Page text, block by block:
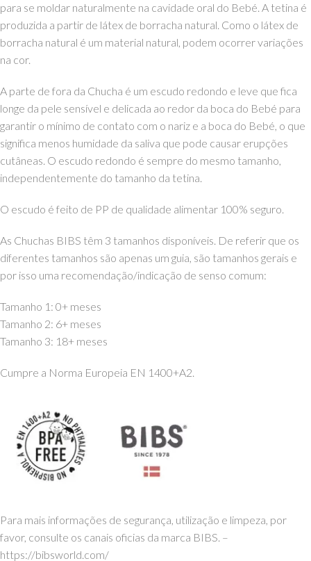
para se moldar naturalmente na cavidade oral do Bebé. A tetina é
produzida a partir de látex de borracha natural. Como o látex de
borracha natural é um material natural, podem ocorrer variações
na cor.
A parte de fora da Chucha é um escudo redondo e leve que fica
longe da pele sensível e delicada ao redor da boca do Bebé para
garantir o mínimo de contato com o nariz e a boca do Bebé, o que
significa menos humidade da saliva que pode causar erupções
cutâneas. O escudo redondo é sempre do mesmo tamanho,
independentemente do tamanho da tetina.
O escudo é feito de PP de qualidade alimentar 100% seguro.
As Chuchas BIBS têm 3 tamanhos disponíveis. De referir que os
diferentes tamanhos são apenas um guia, são tamanhos gerais e
por isso uma recomendação/indicação de senso comum:
Tamanho 1: 0+ meses
Tamanho 2: 6+ meses
Tamanho 3: 18+ meses
Cumpre a Norma Europeia EN 1400+A2.
Para mais informações de segurança, utilização e limpeza, por
favor, consulte os canais oficias da marca BIBS. –
https://bibsworld.com/